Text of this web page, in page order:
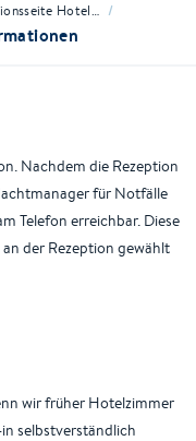
Hotel… /
Nachdem die Rezeption
für Notfälle
Telefon erreichbar. Diese
der Rezeption gewählt
wir früher Hotelzimmer
selbstverständlich